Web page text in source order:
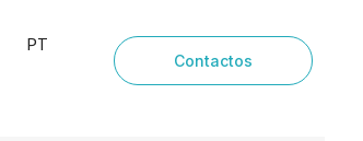
PT
Contactos